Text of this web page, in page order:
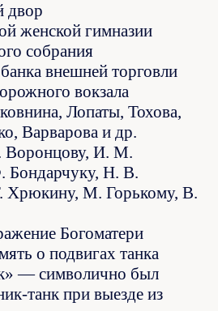
двор
женской гимназии
собрания
внешней торговли
вокзала
Лопаты, Тохова,
Варварова и др.
И. М.
Н. В.
Хрюкину, М. Горькому, В.
Богоматери
о подвигах танка
— символично был
танк при выезде из